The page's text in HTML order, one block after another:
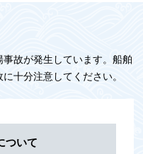
故が発生しています。船舶
十分注意してください。
ついて